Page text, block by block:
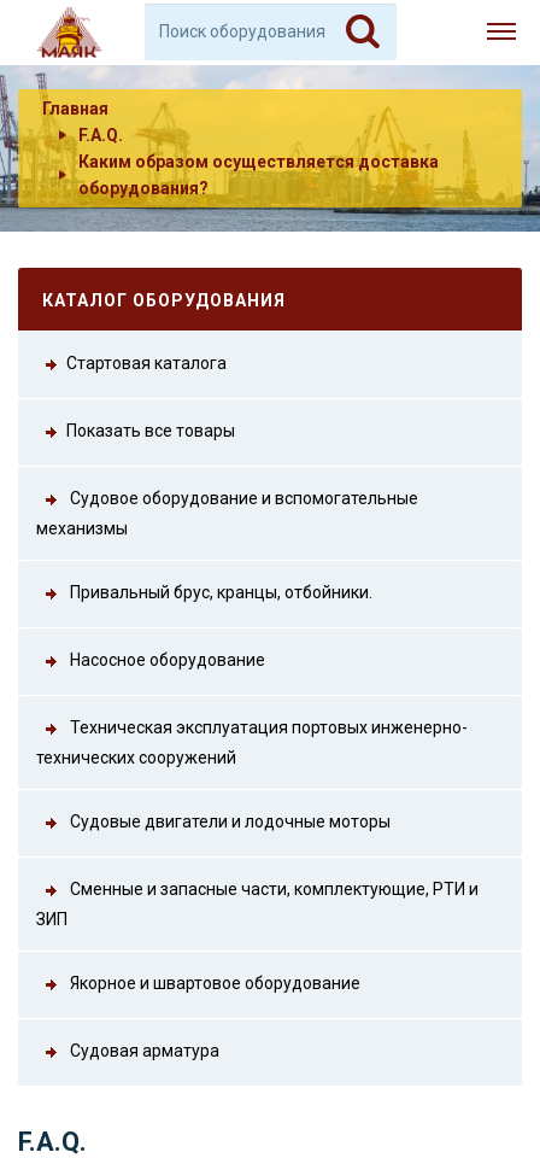
Главная
F.A.Q.
Каким образом осуществляется доставка
оборудования?
КАТАЛОГ ОБОРУДОВАНИЯ
Стартовая каталога
Показать все товары
Судовое оборудование и вспомогательные
механизмы
Привальный брус, кранцы, отбойники.
Насосное оборудование
Техническая эксплуатация портовых инженерно-
технических сооружений
Судовые двигатели и лодочные моторы
Сменные и запасные части, комплектующие, РТИ и
ЗИП
Якорное и швартовое оборудование
Судовая арматура
F.A.Q.